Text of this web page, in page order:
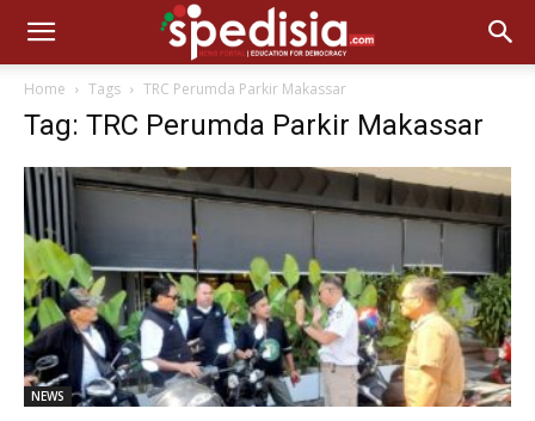
Home Tags TRC Perumda Parkir Makassar
Tag: TRC Perumda Parkir Makassar
NEWS